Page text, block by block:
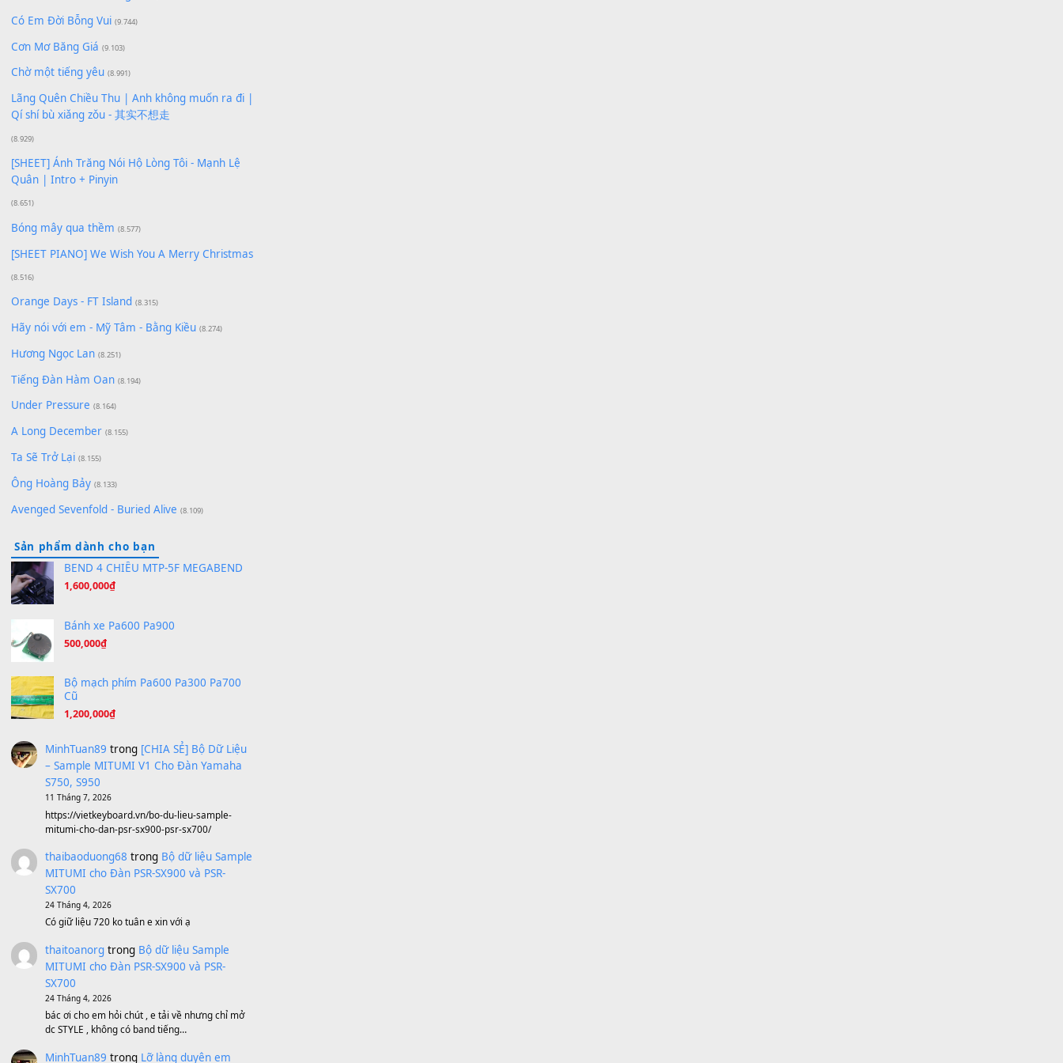
Bạn phảiđăng nhậpđể gửi bình luận.
Xem nhiều nhất
Buông bỏ sự phụ thuộc nơi anh (Pinyin)
(18.942)
Phép Màu (OST Đàn Cá Gỗ)
[SHEET PIANO] Happy Birthday (13.920)
Giá Như - Soobin Hoàng Sơn
Có Em Đời Bỗng Vui
Cơn Mơ Băng Giá (9.103)
Chờ một tiếng yêu
Lãng Quên Chiều Thu | Anh không muốn ra đi |
Qí shí bù xiǎng zǒu - 其实不想走
(8.929)
[SHEET] Ánh Trăng Nói Hộ Lòng Tôi - Mạnh Lệ
Quân | Intro + Pinyin
Bóng mây qua thềm
[SHEET PIANO] We Wish You A Merry Christmas
(8.516)
Hãy nói với em - Mỹ Tâm - Bằng Kiều (8.274)
Hương Ngọc Lan (8.251)
Tiếng Đàn Hàm Oan (8.194)
Under Pressure (8.164)
A Long December (8.155)
Ta Sẽ Trở Lại
Avenged Sevenfold - Buried Alive (8.109)
Sản phẩm dành cho bạn
BEND 4 CHIỀU MTP-5F MEGABEND
Bánh xe Pa600 Pa900
500,000
Bộ mạch phím Pa600 Pa300 Pa700
Cũ
1,200,000
MinhTuan89trong[CHIA SẺ] Bộ Dữ Liệu